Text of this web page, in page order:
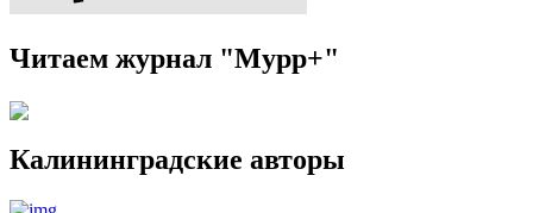
Читаем журнал "Мурр+"
Калининградские авторы